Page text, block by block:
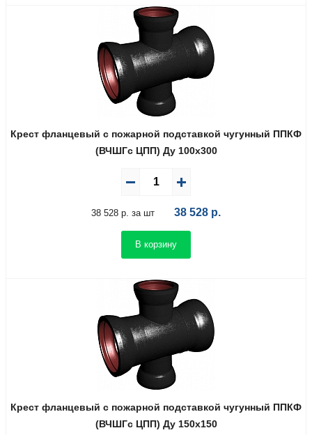
Крест фланцевый с пожарной подставкой чугунный ППКФ
(ВЧШГс ЦПП) Ду 100х300
38 528 р. за шт 38 528 р.
В корзину
Крест фланцевый с пожарной подставкой чугунный ППКФ
(ВЧШГс ЦПП) Ду 150х150